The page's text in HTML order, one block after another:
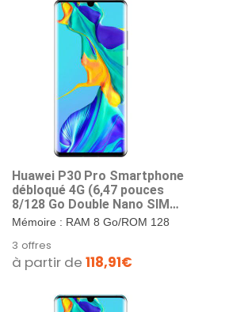
Huawei P30 Pro Smartphone
débloqué 4G (6,47 pouces
8/128 Go Double Nano SIM
Android 9) Noir
Mémoire : RAM 8 Go/ROM 128
bande, GLONASS, BDS, GALILEO,
QZSS. Format...
3 offres
à partir de 118,91€